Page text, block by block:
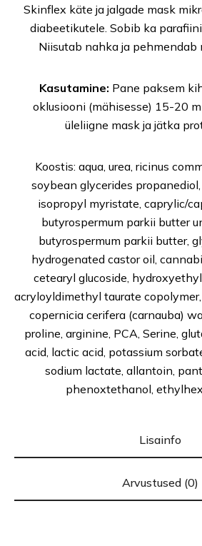
Skinflex käte ja jalgade mask
diabeetikutele. Sobib ka
Niisutab nahka ja pehmendab
Kasutamine: Pane paksem
oklusiooni (mähisesse) 15-20
üleliigne mask ja jätka
Koostis: aqua, urea, ricinus
soybean glycerides
isopropyl myristate, caprylic/
butyrospermum parkii butter
butyrospermum parkii butter,
hydrogenated castor oil,
cetearyl glucoside,
acryloyldimethyl taurate
copernicia cerifera (carnauba)
proline, arginine, PCA, Serine,
acid, lactic acid, potassium
sodium lactate, allantoin,
phenoxtethanol,
Lisainfo
Arvustused (0)